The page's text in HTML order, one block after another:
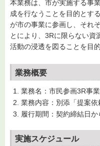
本業務は、市が実施する事
成を行なうことを目的とす
が市の事業に参画し、それ
とにより、3Rに限らない資
活動の浸透を図ることを目的
業務概要
業務名：市民参画3R事
業務内容：別添「提案
履行期間：契約締結日
実施スケジュール